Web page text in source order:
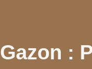
Gazon :